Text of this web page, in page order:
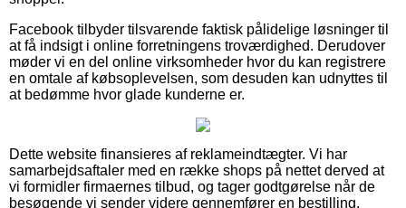
Facebook tilbyder tilsvarende faktisk pålidelige løsninger til
at få indsigt i online forretningens troværdighed. Derudover
møder vi en del online virksomheder hvor du kan registrere
en omtale af købsoplevelsen, som desuden kan udnyttes til
at bedømme hvor glade kunderne er.
Dette website finansieres af reklameindtægter. Vi har
samarbejdsaftaler med en række shops på nettet derved at
vi formidler firmaernes tilbud, og tager godtgørelse når de
besøgende vi sender videre gennemfører en bestilling.